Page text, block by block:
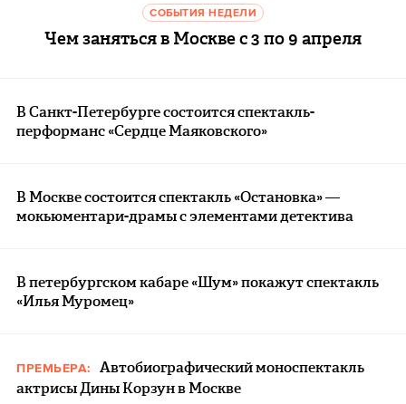
СОБЫТИЯ НЕДЕЛИ
Чем заняться в Москве с 3 по 9 апреля
В Санкт-Петербурге состоится спектакль-
перформанс «Сердце Маяковского»
В Москве состоится спектакль «Остановка» —
мокьюментари-драмы с элементами детектива
В петербургском кабаре «Шум» покажут спектакль
«Илья Муромец»
ПРЕМЬЕРА:
Автобиографический моноспектакль
актрисы Дины Корзун в Москве